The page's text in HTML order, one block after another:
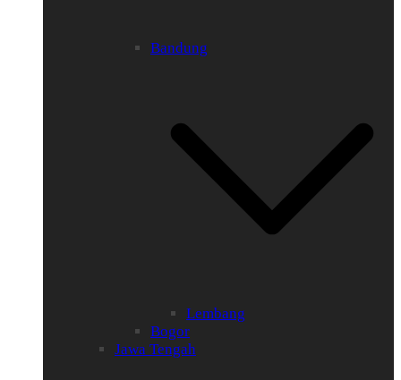
Bandung
Lembang
Bogor
Jawa Tengah